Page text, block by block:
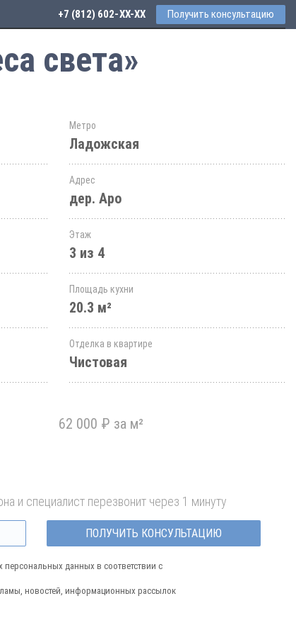
+7 (812) 602-44-77 Получить консультацию
света»
Метро
Ладожская
Адрес
дер. Аро
Этаж
3 из 4
Площадь кухни
20.3 м²
Отделка в квартире
Чистовая
62 000 ₽ за м²
и специалист перезвонит через 1 минуту
ПОЛУЧИТЬ КОНСУЛЬТАЦИЮ
персональных данных в соответствии с
новостей, информационных рассылок